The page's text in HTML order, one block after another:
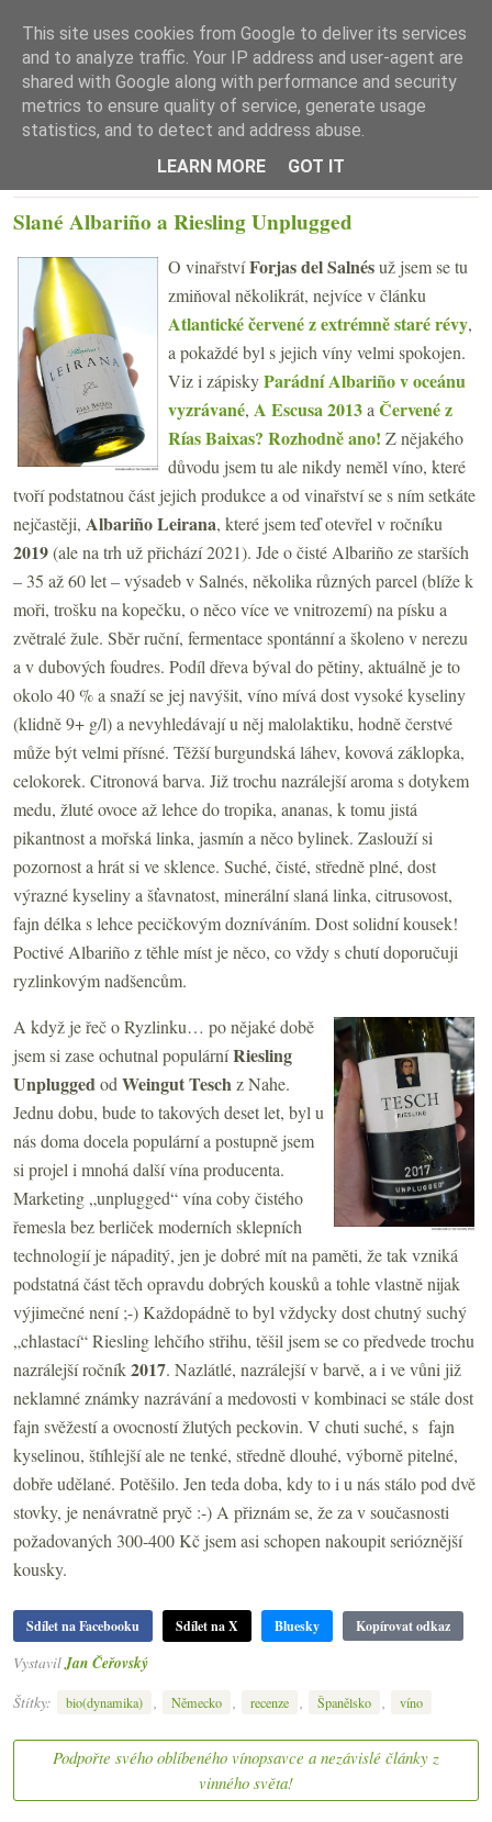
☰ Menu
Slané Albariño a Riesling Unplugged
O vinařstvíForjas del Salnésuž jsem se tu
zmiňoval několikrát, nejvíce v článku
Atlantické červené z extrémně staré révy,
a pokaždé byl s jejich víny velmi spokojen.
Viz i zápiskyParádní Albariño v oceánu
vyzrávané, A Escusa 2013a Červené z
Rías Baixas? Rozhodně ano! Z nějakého
důvodu jsem tu ale nikdy neměl víno, které
tvoří podstatnou část jejich produkce a od vinařství se s ním setkáte
nejčastěji, Albariño Leirana, které jsem teď otevřel v ročníku
2019(ale na trh už přichází 2021). Jde o čisté Albariño ze starších
– 35 až 60 let – výsadeb v Salnés, několika různých parcel (blíže k
moři, trošku na kopečku, o něco více ve vnitrozemí) na písku a
zvětralé žule. Sběr ruční, fermentace spontánní a školeno v nerezu
a v dubových foudres. Podíl dřeva býval do pětiny, aktuálně je to
okolo 40 % a snaží se jej navýšit, víno mívá dost vysoké kyseliny
(klidně 9+ g/l) a nevyhledávají u něj malolaktiku, hodně čerstvé
může být velmi přísné. Těžší burgundská láhev, kovová záklopka,
celokorek. Citronová barva. Již trochu nazrálejší aroma s dotykem
medu, žluté ovoce až lehce do tropika, ananas, k tomu jistá
pikantnost a mořská linka, jasmín a něco bylinek. Zaslouží si
pozornost a hrát si ve sklence. Suché, čisté, středně plné, dost
výrazné kyseliny a šťavnatost, minerální slaná linka, citrusovost,
fajn délka s lehce pecičkovým dozníváním. Dost solidní kousek!
Poctivé Albariño z těhle míst je něco, co vždy s chutí doporučuji
ryzlinkovým nadšencům.
A když je řeč o Ryzlinku… po nějaké době
jsem si zase ochutnal populárníRiesling
Unpluggedod Weingut Teschz Nahe.
Jednu dobu, bude to takových deset let, byl u
nás doma docela populární a postupně jsem
si projel i mnohá další vína producenta.
Marketing „unplugged“ vína coby čistého
řemesla bez berliček moderních sklepních
technologií je nápaditý, jen je dobré mít na paměti, že tak vzniká
podstatná část těch opravdu dobrých kousků a tohle vlastně nijak
výjimečné není ;-) Každopádně to byl vždycky dost chutný suchý
„chlastací“ Riesling lehčího střihu, těšil jsem se co předvede trochu
nazrálejší ročník2017. Nazlátlé, nazrálejší v barvě, a i ve vůni již
neklamné známky nazrávání a medovosti v kombinaci se stále dost
fajn svěžestí a ovocností žlutých peckovin. V chuti suché, s fajn
kyselinou, štíhlejší ale ne tenké, středně dlouhé, výborně pitelné,
dobře udělané. Potěšilo. Jen teda doba, kdy to i u nás stálo pod dvě
stovky, je nenávratně pryč :-) A přiznám se, že za v současnosti
požadovaných 300-400 Kč jsem asi schopen nakoupit serióznější
kousky.
Sdílet na Facebooku Sdílet na X Bluesky Kopírovat odkaz
Vystavil Jan Čeřovský
Štítky:
bio(dynamika) , Německo , recenze , Španělsko , víno
Podpořte svého oblíbeného vínopsavce a nezávislé články z
vinného světa!
This site uses cookies from Google to deliver its services
and to analyze traffic. Your IP address and user-agent are
shared with Google along with performance and security
metrics to ensure quality of service, generate usage
statistics, and to detect and address abuse.
LEARN MORE
GOT IT